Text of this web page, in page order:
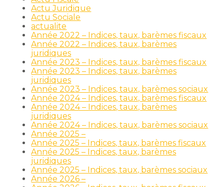
Actu Juridique
Actu Sociale
actualite
Année 2022 – Indices, taux, barèmes fiscaux
Année 2022 – Indices, taux, barèmes
juridiques
Année 2023 – Indices, taux, barèmes fiscaux
Année 2023 – Indices, taux, barèmes
juridiques
Année 2023 – Indices, taux, barèmes sociaux
Année 2024 – Indices, taux, barèmes fiscaux
Année 2024 – Indices, taux, barèmes
juridiques
Année 2024 – Indices, taux, barèmes sociaux
Année 2025 –
Année 2025 – Indices, taux, barèmes fiscaux
Année 2025 – Indices, taux, barèmes
juridiques
Année 2025 – Indices, taux, barèmes sociaux
Année 2026 –